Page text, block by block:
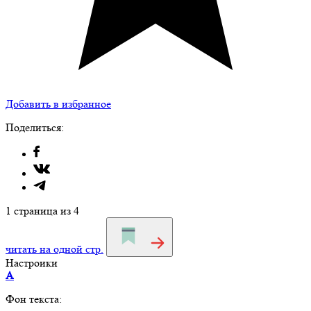
Добавить в избранное
Поделиться:
1 страница из 4
читать на одной стр.
Настроики
A
Фон текста: